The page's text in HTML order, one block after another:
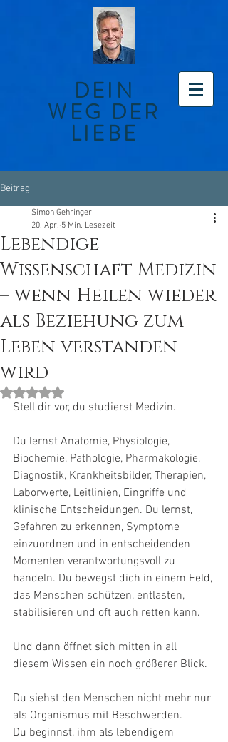
DEIN
WEG DER
LIEBE
Beitrag
Lebendige
Wissenschaft Medizin
– wenn Heilen wieder
als Beziehung zum
Leben verstanden
wird
Simon Gehringer
20. Apr. 5 Min. Lesezeit
Mit NaN von 5 Sternen bewertet.
Stell dir vor, du studierst Medizin.
Du lernst Anatomie, Physiologie,
Biochemie, Pathologie, Pharmakologie,
Diagnostik, Krankheitsbilder, Therapien,
Laborwerte, Leitlinien, Eingriffe und
klinische Entscheidungen. Du lernst,
Gefahren zu erkennen, Symptome
einzuordnen und in entscheidenden
Momenten verantwortungsvoll zu
handeln. Du bewegst dich in einem Feld,
das Menschen schützen, entlasten,
stabilisieren und oft auch retten kann.
Und dann öffnet sich mitten in all
diesem Wissen ein noch größerer Blick.
Du siehst den Menschen nicht mehr nur
als Organismus mit Beschwerden.
Du beginnst, ihm als lebendigem